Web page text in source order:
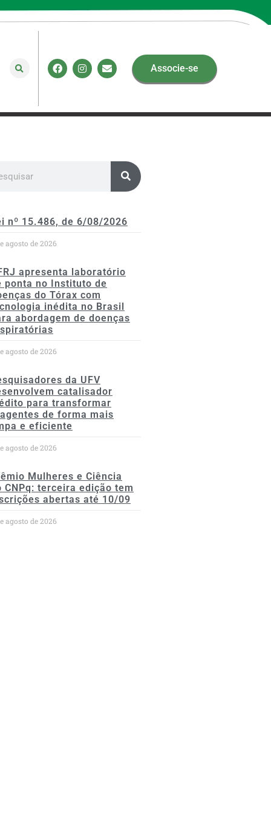
Associe-se
nº 15.486, de 6/08/2026
agosto de 2026
apresenta laboratório
ponta no Instituto de
do Tórax com
inédita no Brasil
abordagem de doenças
agosto de 2026
da UFV
catalisador
para transformar
de forma mais
e eficiente
agosto de 2026
Mulheres e Ciência
CNPq: terceira edição tem
abertas até 10/09
agosto de 2026